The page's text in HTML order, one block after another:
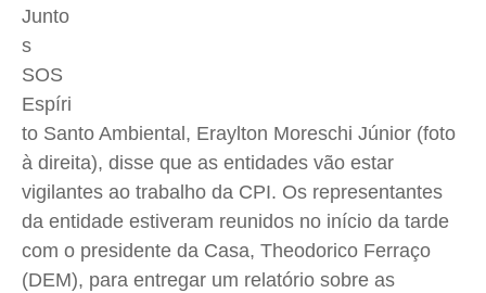
Privacidade
Privacidade
Privacidade
Privacidade
Junto
s
SOS
Espíri
to Santo Ambiental, Eraylton Moreschi Júnior (foto
à direita), disse que as entidades vão estar
vigilantes ao trabalho da CPI. Os representantes
da entidade estiveram reunidos no início da tarde
com o presidente da Casa, Theodorico Ferraço
(DEM), para entregar um relatório sobre as